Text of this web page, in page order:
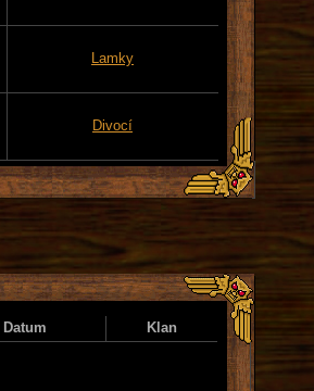
Lamky
Divocí
Datum Klan